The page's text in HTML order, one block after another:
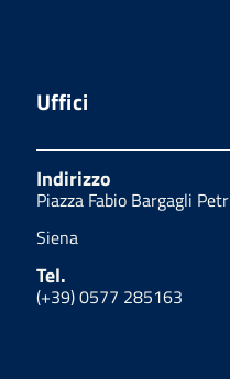
Uffici
Indirizzo
Piazza Fabio Bargagli
Siena
Tel.
(+39) 0577 285163